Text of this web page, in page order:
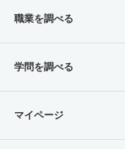
職業を調べる
学問を調べる
マイページ